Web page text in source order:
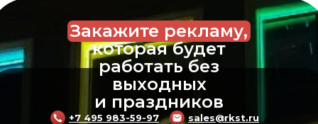
Закажите рекламу,
которая будет
работать без
выходных
и праздников
+7 495 983-59-97 sales@rkst.ru